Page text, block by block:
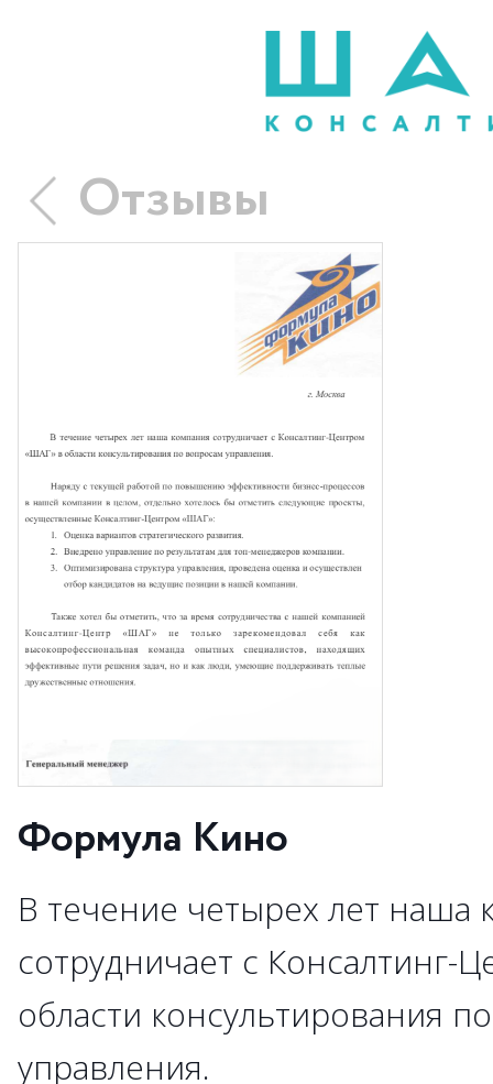
Отзывы
Формула Кино
В течение четырех лет наша
сотрудничает с Консалтинг-
области консультирования
управления.